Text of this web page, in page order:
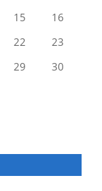
15
16
22
23
29
30